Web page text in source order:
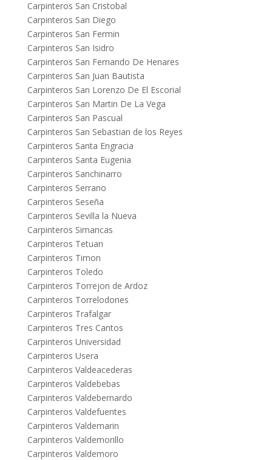
Carpinteros San Cristobal
Carpinteros San Diego
Carpinteros San Fermin
Carpinteros San Isidro
Carpinteros San Fernando De Henares
Carpinteros San Juan Bautista
Carpinteros San Lorenzo De El Escorial
Carpinteros San Martin De La Vega
Carpinteros San Pascual
Carpinteros San Sebastian de los Reyes
Carpinteros Santa Engracia
Carpinteros Santa Eugenia
Carpinteros Sanchinarro
Carpinteros Serrano
Carpinteros Seseña
Carpinteros Sevilla la Nueva
Carpinteros Simancas
Carpinteros Tetuan
Carpinteros Timon
Carpinteros Toledo
Carpinteros Torrejon de Ardoz
Carpinteros Torrelodones
Carpinteros Trafalgar
Carpinteros Tres Cantos
Carpinteros Universidad
Carpinteros Usera
Carpinteros Valdeacederas
Carpinteros Valdebebas
Carpinteros Valdebernardo
Carpinteros Valdefuentes
Carpinteros Valdemarin
Carpinteros Valdemorillo
Carpinteros Valdemoro